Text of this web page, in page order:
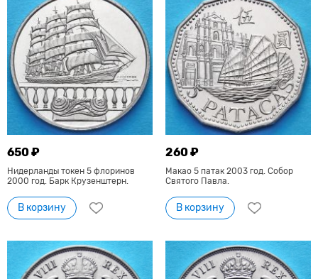
650 ₽
Нидерланды токен 5 флоринов
2000 год. Барк Крузенштерн.
В корзину
260 ₽
Макао 5 патак 2003 год. Собор
Святого Павла.
В корзину